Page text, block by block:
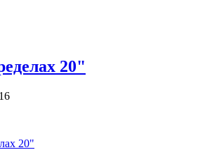
20"
20"